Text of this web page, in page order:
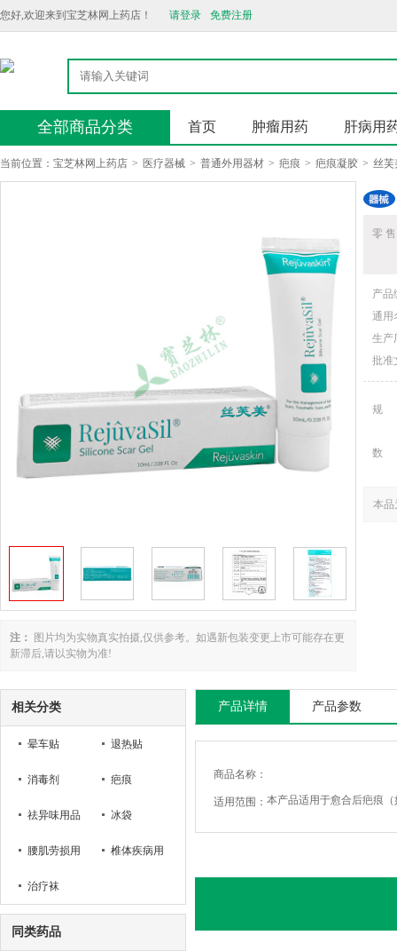
您好,欢迎来到宝芝林网上药店！ 请登录 免费注册
全部商品分类 首页 肿瘤用药 肝病用
当前位置： 宝芝林网上药店 > 医疗器械 > 普通外用器材 > 疤痕 > 疤痕凝胶 > 丝芙
注：
图片均为实物真实拍摄,仅供参考。如遇新包装变更上市可能存在更
新滞后,请以实物为准!
零
产品
通用
生产
批准
规
数
本品
相关分类
晕车贴 退热贴
消毒剂 疤痕
祛异味用品 冰袋
腰肌劳损用
品
椎体疾病用
治疗袜
同类药品
产品详情 产品参数
商品名称：
适用范围：